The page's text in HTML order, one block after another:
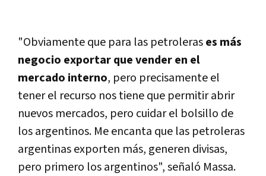
"Obviamente que para las petrolerases más
negocio exportar que vender en el
mercado interno, pero precisamente el
tener el recurso nos tiene que permitir abrir
nuevos mercados, pero cuidar el bolsillo de
los argentinos. Me encanta que las petroleras
argentinas exporten más, generen divisas,
pero primero los argentinos", señaló Massa.